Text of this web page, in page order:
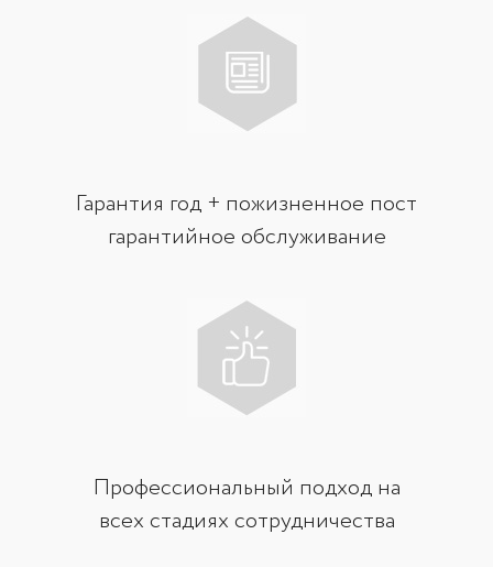
Гарантия год + пожизненное пост
гарантийное обслуживание
Профессиональный подход на
всех стадиях сотрудничества